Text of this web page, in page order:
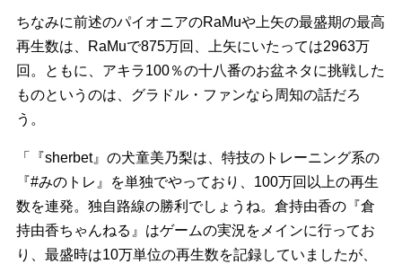
ちなみに前述のパイオニアのRaMuや上矢の最盛期の最高
再生数は、RaMuで875万回、上矢にいたっては2963万
回。ともに、アキラ100％の十八番のお盆ネタに挑戦した
ものというのは、グラドル・ファンなら周知の話だろ
う。
「『sherbet』の犬童美乃梨は、特技のトレーニング系の
『#みのトレ』を単独でやっており、100万回以上の再生
数を連発。独自路線の勝利でしょうね。倉持由香の『倉
持由香ちゃんねる』はゲームの実況をメインに行ってお
り、最盛時は10万単位の再生数を記録していましたが、